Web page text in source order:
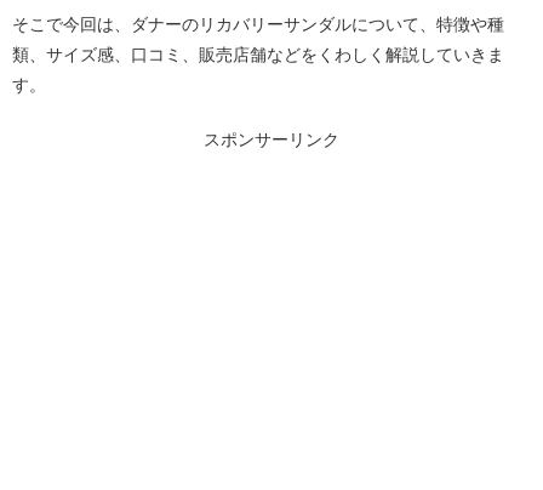
そこで今回は、ダナーのリカバリーサンダルについて、特徴や種
類、サイズ感、口コミ、販売店舗などをくわしく解説していきま
す。
スポンサーリンク